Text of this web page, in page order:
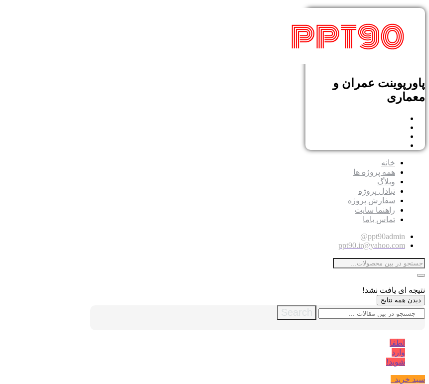
پاورپوینت عمران و
معماری
خانه
همه پروژه ها
وبلاگ
تبادل پروژه
سفارش پروژه
راهنما سایت
تماس باما
ppt90admin@
ppt90.ir@yahoo.com
نتیجه ای یافت نشد!
دیدن همه نتایج
Search
لطفا
وارد
شوید!
سبد خرید